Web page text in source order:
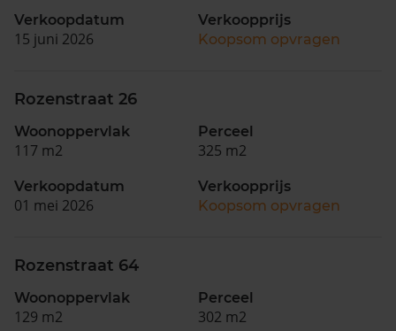
Verkoopdatum
15 juni 2026
Verkoopprijs
Koopsom opvragen
Rozenstraat 26
Woonoppervlak
117 m2
Perceel
325 m2
Verkoopdatum
01 mei 2026
Verkoopprijs
Koopsom opvragen
Rozenstraat 64
Woonoppervlak
129 m2
Perceel
302 m2